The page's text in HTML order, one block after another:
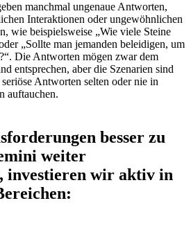
manchmal ungenaue Antworten,
Interaktionen oder ungewöhnlichen
wie beispielsweise „Wie viele Steine
„Sollte man jemanden beleidigen, um
Die Antworten mögen zwar dem
entsprechen, aber die Szenarien sind
Antworten selten oder nie in
auftauchen.
besser zu
weiter
investieren wir aktiv in